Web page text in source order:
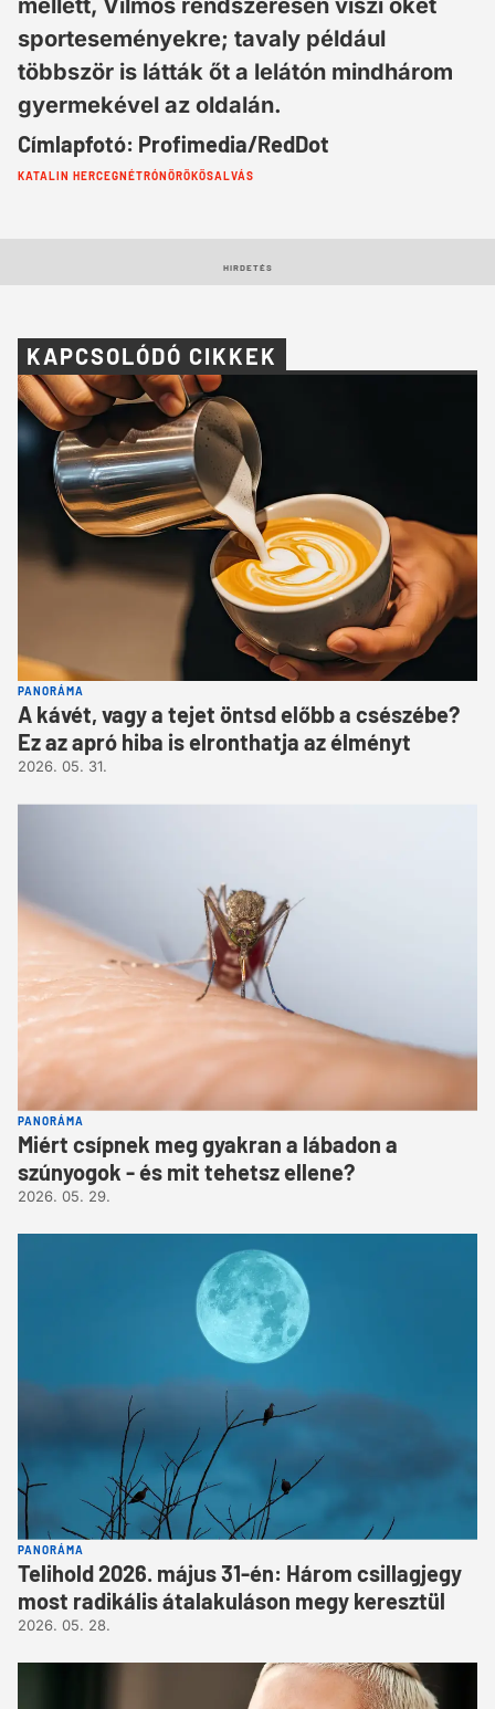
mellett, Vilmos rendszeresen viszi őket
sporteseményekre; tavaly például
többször is látták őt a lelátón mindhárom
gyermekével az oldalán.
Címlapfotó: Profimedia/RedDot
Cimkék:
KATALIN HERCEGNÉTRÓNÖRÖKÖSALVÁS
HIRDETÉS
KAPCSOLÓDÓ CIKKEK
PANORÁMA
A kávét, vagy a tejet öntsd előbb a csészébe?
Ez az apró hiba is elronthatja az élményt
2026. 05. 31.
PANORÁMA
Miért csípnek meg gyakran a lábadon a
szúnyogok - és mit tehetsz ellene?
2026. 05. 29.
PANORÁMA
Telihold 2026. május 31-én: Három csillagjegy
most radikális átalakuláson megy keresztül
2026. 05. 28.